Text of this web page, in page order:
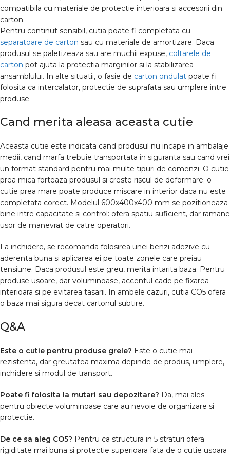
compatibila cu materiale de protectie interioara si accesorii din
carton.
Pentru continut sensibil, cutia poate fi completata cu
separatoare de carton sau cu materiale de amortizare. Daca
produsul se paletizeaza sau are muchii expuse, coltarele de
carton pot ajuta la protectia marginilor si la stabilizarea
ansamblului. In alte situatii, o fasie de carton ondulat poate fi
folosita ca intercalator, protectie de suprafata sau umplere intre
produse.
Cand merita aleasa aceasta cutie
Aceasta cutie este indicata cand produsul nu incape in ambalaje
medii, cand marfa trebuie transportata in siguranta sau cand vrei
un format standard pentru mai multe tipuri de comenzi. O cutie
prea mica forteaza produsul si creste riscul de deformare; o
cutie prea mare poate produce miscare in interior daca nu este
completata corect. Modelul 600x400x400 mm se pozitioneaza
bine intre capacitate si control: ofera spatiu suficient, dar ramane
usor de manevrat de catre operatori.
La inchidere, se recomanda folosirea unei benzi adezive cu
aderenta buna si aplicarea ei pe toate zonele care preiau
tensiune. Daca produsul este greu, merita intarita baza. Pentru
produse usoare, dar voluminoase, accentul cade pe fixarea
interioara si pe evitarea tasarii. In ambele cazuri, cutia CO5 ofera
o baza mai sigura decat cartonul subtire.
Q&A
Este o cutie pentru produse grele? Este o cutie mai
rezistenta, dar greutatea maxima depinde de produs, umplere,
inchidere si modul de transport.
Poate fi folosita la mutari sau depozitare? Da, mai ales
pentru obiecte voluminoase care au nevoie de organizare si
protectie.
De ce sa aleg CO5? Pentru ca structura in 5 straturi ofera
rigiditate mai buna si protectie superioara fata de o cutie usoara